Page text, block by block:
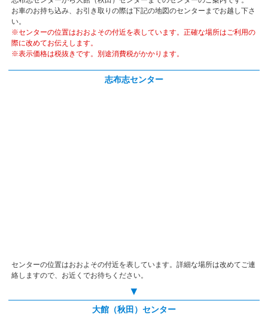
お車のお持ち込み、お引き取りの際は下記の地図のセンターまでお越し下さ
い。
※センターの位置はおおよその付近を表しています。正確な場所はご利用の
際に改めてお伝えします。
※表示価格は税抜きです。別途消費税がかかります。
志布志センター
センターの位置はおおよその付近を表しています。詳細な場所は改めてご連
絡しますので、お近くでお待ちください。
▼
大館（秋田）センター